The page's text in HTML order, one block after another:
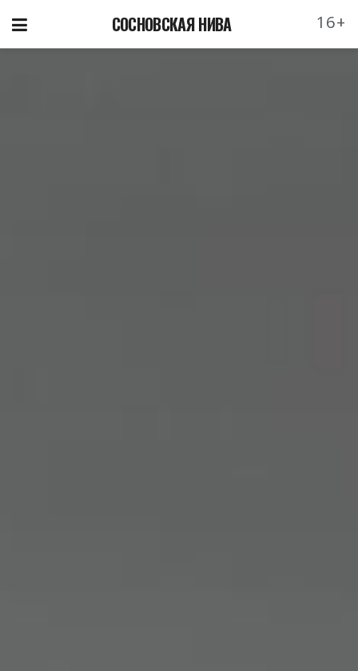
СОСНОВСКАЯ НИВА 16+